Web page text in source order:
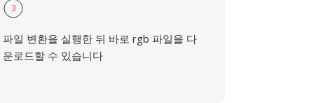
3
파일 변환을 실행한 뒤 바로 rgb 파일을 다
운로드할 수 있습니다